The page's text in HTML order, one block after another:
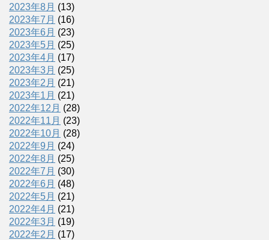
2023年8月 (13)
2023年7月 (16)
2023年6月 (23)
2023年5月 (25)
2023年4月 (17)
2023年3月 (25)
2023年2月 (21)
2023年1月 (21)
2022年12月 (28)
2022年11月 (23)
2022年10月 (28)
2022年9月 (24)
2022年8月 (25)
2022年7月 (30)
2022年6月 (48)
2022年5月 (21)
2022年4月 (21)
2022年3月 (19)
2022年2月 (17)